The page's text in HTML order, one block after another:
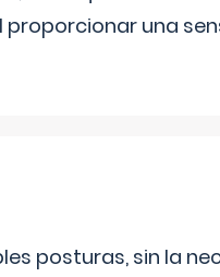
una
posturas, sin la